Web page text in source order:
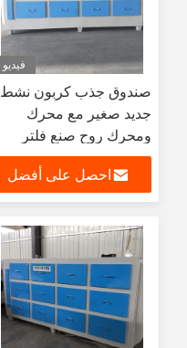
فيديو
صندوق جذب كربون نشط
جديد صغير مع محرك
ومحرك روح صنع فلتر
الكربون لمسح الملوثات
الجوية احصل على أفضل